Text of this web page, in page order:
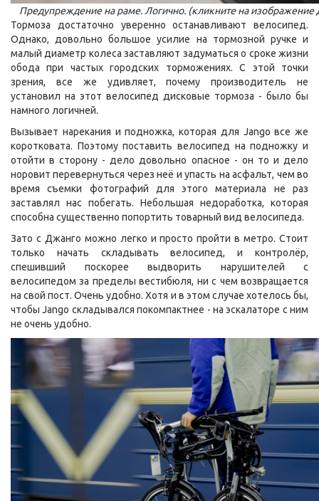
Предупреждение на раме. Логично. (кликните на изображение
Тормоза достаточно уверенно останавливают велосипед.
Однако, довольно большое усилие на тормозной ручке и
малый диаметр колеса заставляют задуматься о сроке жизни
обода при частых городских торможениях. С этой точки
зрения, все же удивляет, почему производитель не
установил на этот велосипед дисковые тормоза - было бы
намного логичней.
Вызывает нарекания и подножка, которая для Jango все же
коротковата. Поэтому поставить велосипед на подножку и
отойти в сторону - дело довольно опасное - он то и дело
норовит перевернуться через неё и упасть на асфальт, чем во
время съемки фотографий для этого материала не раз
заставлял нас побегать. Небольшая недоработка, которая
способна существенно попортить товарный вид велосипеда.
Зато с Джанго можно легко и просто пройти в метро. Стоит
только начать складывать велосипед, и контролёр,
спешивший поскорее выдворить нарушителей с
велосипедом за пределы вестибюля, ни с чем возвращается
на свой пост. Очень удобно. Хотя и в этом случае хотелось бы,
чтобы Jango складывался покомпактнее - на эскалаторе с ним
не очень удобно.